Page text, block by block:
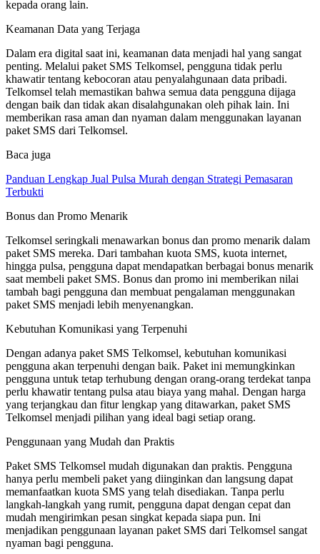
kepada orang lain.
Keamanan Data yang Terjaga
Dalam era digital saat ini, keamanan data menjadi hal yang sangat
penting. Melalui paket SMS Telkomsel, pengguna tidak perlu
khawatir tentang kebocoran atau penyalahgunaan data pribadi.
Telkomsel telah memastikan bahwa semua data pengguna dijaga
dengan baik dan tidak akan disalahgunakan oleh pihak lain. Ini
memberikan rasa aman dan nyaman dalam menggunakan layanan
paket SMS dari Telkomsel.
Baca juga
Panduan Lengkap Jual Pulsa Murah dengan Strategi Pemasaran
Terbukti
Bonus dan Promo Menarik
Telkomsel seringkali menawarkan bonus dan promo menarik dalam
paket SMS mereka. Dari tambahan kuota SMS, kuota internet,
hingga pulsa, pengguna dapat mendapatkan berbagai bonus menarik
saat membeli paket SMS. Bonus dan promo ini memberikan nilai
tambah bagi pengguna dan membuat pengalaman menggunakan
paket SMS menjadi lebih menyenangkan.
Kebutuhan Komunikasi yang Terpenuhi
Dengan adanya paket SMS Telkomsel, kebutuhan komunikasi
pengguna akan terpenuhi dengan baik. Paket ini memungkinkan
pengguna untuk tetap terhubung dengan orang-orang terdekat tanpa
perlu khawatir tentang pulsa atau biaya yang mahal. Dengan harga
yang terjangkau dan fitur lengkap yang ditawarkan, paket SMS
Telkomsel menjadi pilihan yang ideal bagi setiap orang.
Penggunaan yang Mudah dan Praktis
Paket SMS Telkomsel mudah digunakan dan praktis. Pengguna
hanya perlu membeli paket yang diinginkan dan langsung dapat
memanfaatkan kuota SMS yang telah disediakan. Tanpa perlu
langkah-langkah yang rumit, pengguna dapat dengan cepat dan
mudah mengirimkan pesan singkat kepada siapa pun. Ini
menjadikan penggunaan layanan paket SMS dari Telkomsel sangat
nyaman bagi pengguna.